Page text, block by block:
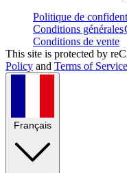
Politique de
Conditions générales
Conditions de vente
This site is protected by
Policy and Terms of Service
Français